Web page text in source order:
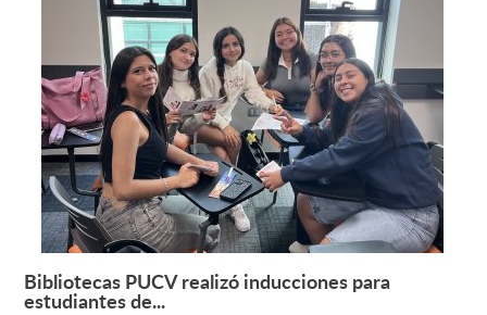
Leer más +
Bibliotecas PUCV realizó inducciones para
estudiantes de...